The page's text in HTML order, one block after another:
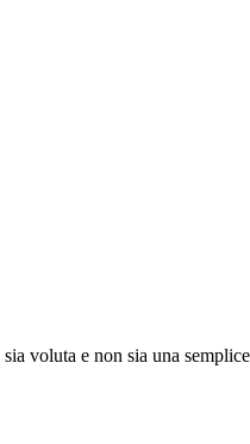
sia voluta e non sia una